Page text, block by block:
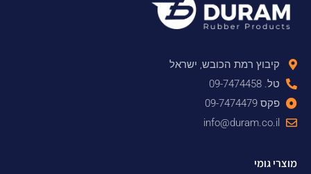
קיבוץ רמת הכובש, ישראל
טל. 09-7474458
פקס 09-7474479
info@duram.co.il
מוצרי גומי